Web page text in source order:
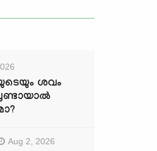
ശവം
Aug 2, 2026